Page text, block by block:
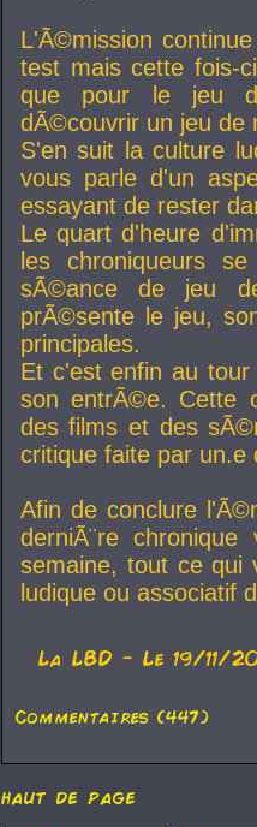
L'Ã©mission
test mais cette fois-
que pour le jeu
dÃ©couvrir un jeu de
S'en suit la culture
vous parle d'un
essayant de rester
Le quart d'heure
les chroniqueurs
sÃ©ance de jeu
prÃ©sente le jeu,
principales.
Et c'est enfin au
son entrÃ©e. Cette
des films et des
critique faite par
Afin de conclure
derniÃ¨re
semaine, tout ce qui
ludique ou associatif
La LBD - Le 19/11/
Commentaires (447)
haut de page